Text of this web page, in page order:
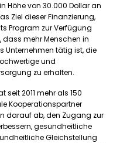
Höhe von 30.000 Dollar an
Ziel dieser Finanzierung,
Program zur Verfügung
dass mehr Menschen in
Unternehmen tätig ist, die
und
zu erhalten.
2011 mehr als 150
Kooperationspartner
darauf ab, den Zugang zur
gesundheitliche
Gleichstellung